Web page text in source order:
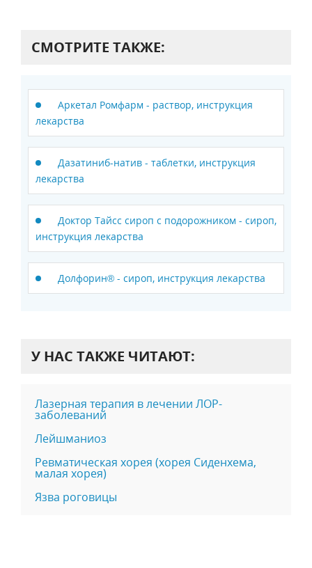
СМОТРИТЕ ТАКЖЕ:
Аркетал Ромфарм - раствор, инструкция
лекарства
Дaзатиниб-натив - таблетки, инструкция
лекарства
Доктор Тайсс сироп с подорожником - сироп,
инструкция лекарства
Долфорин® - сироп, инструкция лекарства
У НАС ТАКЖЕ ЧИТАЮТ:
Лазерная терапия в лечении ЛОР-
заболеваний
Лейшманиоз
Ревматическая хорея (хорея Сиденхема,
малая хорея)
Язва роговицы